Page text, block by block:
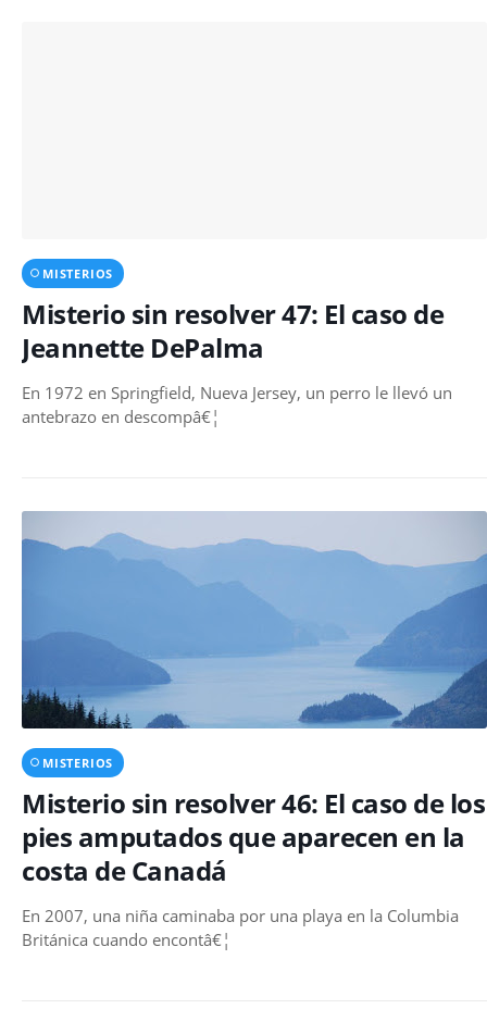
MISTERIOS
Misterio sin resolver 47: El caso de
Jeannette DePalma
En 1972 en Springfield, Nueva Jersey, un perro le llevó un
antebrazo en descompâ€¦
MISTERIOS
Misterio sin resolver 46: El caso de los
pies amputados que aparecen en la
costa de Canadá
En 2007, una niña caminaba por una playa en la Columbia
Británica cuando encontâ€¦